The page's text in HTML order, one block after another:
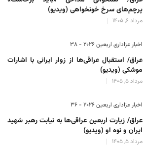
پرچم‌های سرخ خونخواهی (ویدیو)
مرداد 6, 1405
اخبار عزاداری اربعین ۲۰۲۶ - 38
عراق/ استقبال عراقی‌ها از زوار ایرانی با اشارات
موشکی (ویدیو)
مرداد 5, 1405
اخبار عزاداری اربعین ۲۰۲۶ - 36
عراق/ زیارت اربعین عراقی‌ها به نیابت رهبر شهید
ایران و نوه او (ویدیو)
مرداد 5, 1405